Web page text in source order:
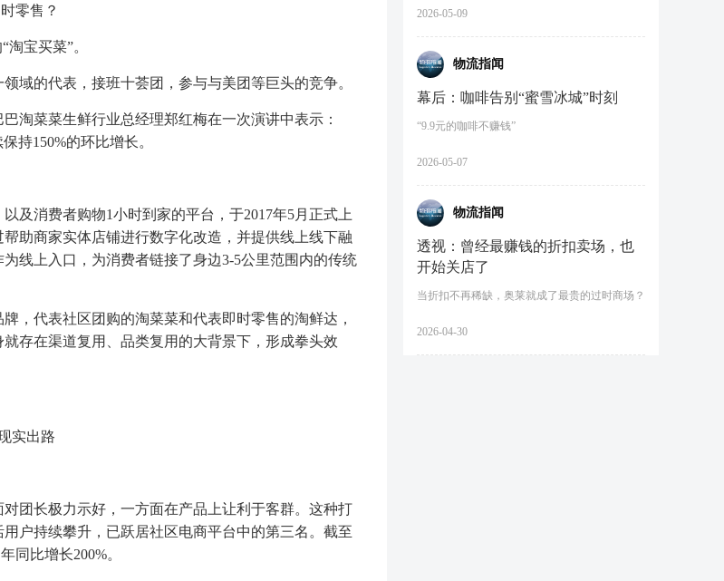
2026-05-09
物流指闻
幕后：咖啡告别“蜜雪冰城”时刻
“9.9元的咖啡不赚钱”
2026-05-07
物流指闻
透视：曾经最赚钱的折扣卖场，也
开始关店了
当折扣不再稀缺，奥莱就成了最贵的过时商场？
2026-04-30
零售？
宝买菜”。
域的代表，接班十荟团，参与与美团等巨头的竞争。
淘菜菜生鲜行业总经理郑红梅在一次演讲中表示：
持150%的环比增长。
及消费者购物1小时到家的平台，于2017年5月正式上
助商家实体店铺进行数字化改造，并提供线上线下融
线上入口，为消费者链接了身边3-5公里范围内的传统
，代表社区团购的淘菜菜和代表即时零售的淘鲜达，
存在渠道复用、品类复用的大背景下，形成拳头效
实出路
团长极力示好，一方面在产品上让利于客群。这种打
户持续攀升，已跃居社区电商平台中的第三名。截至
同比增长200%。